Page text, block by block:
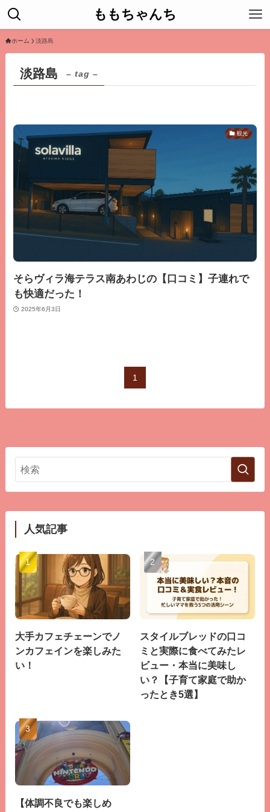
ももちゃんち
ホーム 淡路島
淡路島 – tag –
観光
そらヴィラ海テラス南あわじの【口コミ】子連れで
も快適だった！
2025年6月3日
1
人気記事
大手カフェチェーンでノ
ンカフェインを楽しみた
い！
スタイルブレッドの口コ
ミと実際に食べてみたレ
ビュー・本当に美味し
い？【子育て家庭で助か
ったとき5選】
【体調不良でも楽しめ